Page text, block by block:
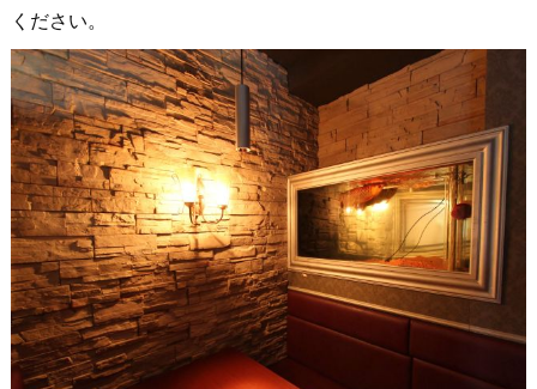
ください。